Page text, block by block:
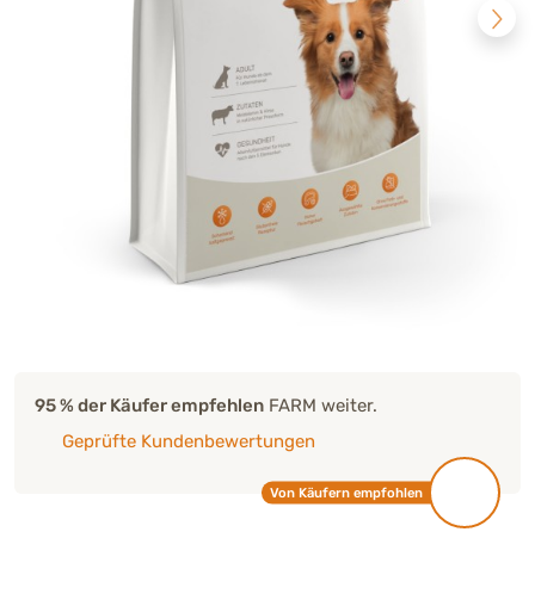
95 % der Käufer empfehlen FARM weiter.
Geprüfte Kundenbewertungen
Von Käufern empfohlen